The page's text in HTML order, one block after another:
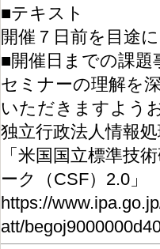
■テキスト
開催７日前を目途
■開催日までの課題
セミナーの理解を
いただきますよう
独立行政法人情報
「米国国立標準技
ーク（CSF）2.0」
https://
att/